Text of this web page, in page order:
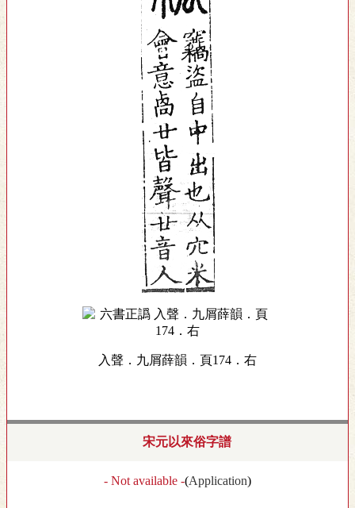
入聲．九屑薛韻．頁174．右
宋元以來俗字譜
- Not available -(Application)